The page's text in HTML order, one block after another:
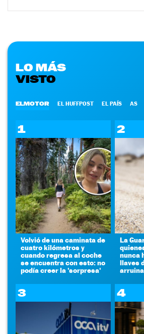
LO MÁS
VISTO
ELMOTOR EL HUFFPOST EL PAÍS AS
1
Volvió de una caminata de
cuatro kilómetros y
cuando regresa al coche
se encuentra con esto: no
podía creer la 'sorpresa'
2
La
nunca
llaves
3 4